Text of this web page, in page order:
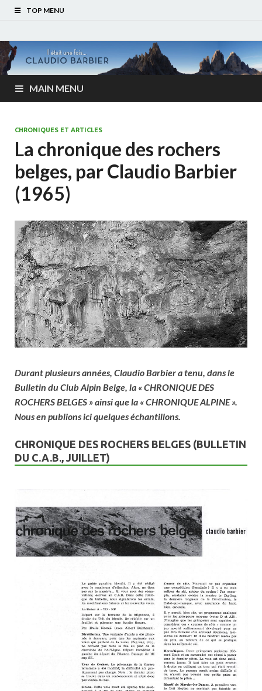
TOP MENU
MAIN MENU
CHRONIQUES ET ARTICLES
La chronique des rochers
belges, par Claudio Barbier
(1965)
Durant plusieurs années, Claudio Barbier a tenu, dans le
Bulletin du Club Alpin Belge, la « CHRONIQUE DES
ROCHERS BELGES » ainsi que la « CHRONIQUE ALPINE ».
Nous en publions ici quelques échantillons.
CHRONIQUE DES ROCHERS BELGES (BULLETIN
DU C.A.B., JUILLET)